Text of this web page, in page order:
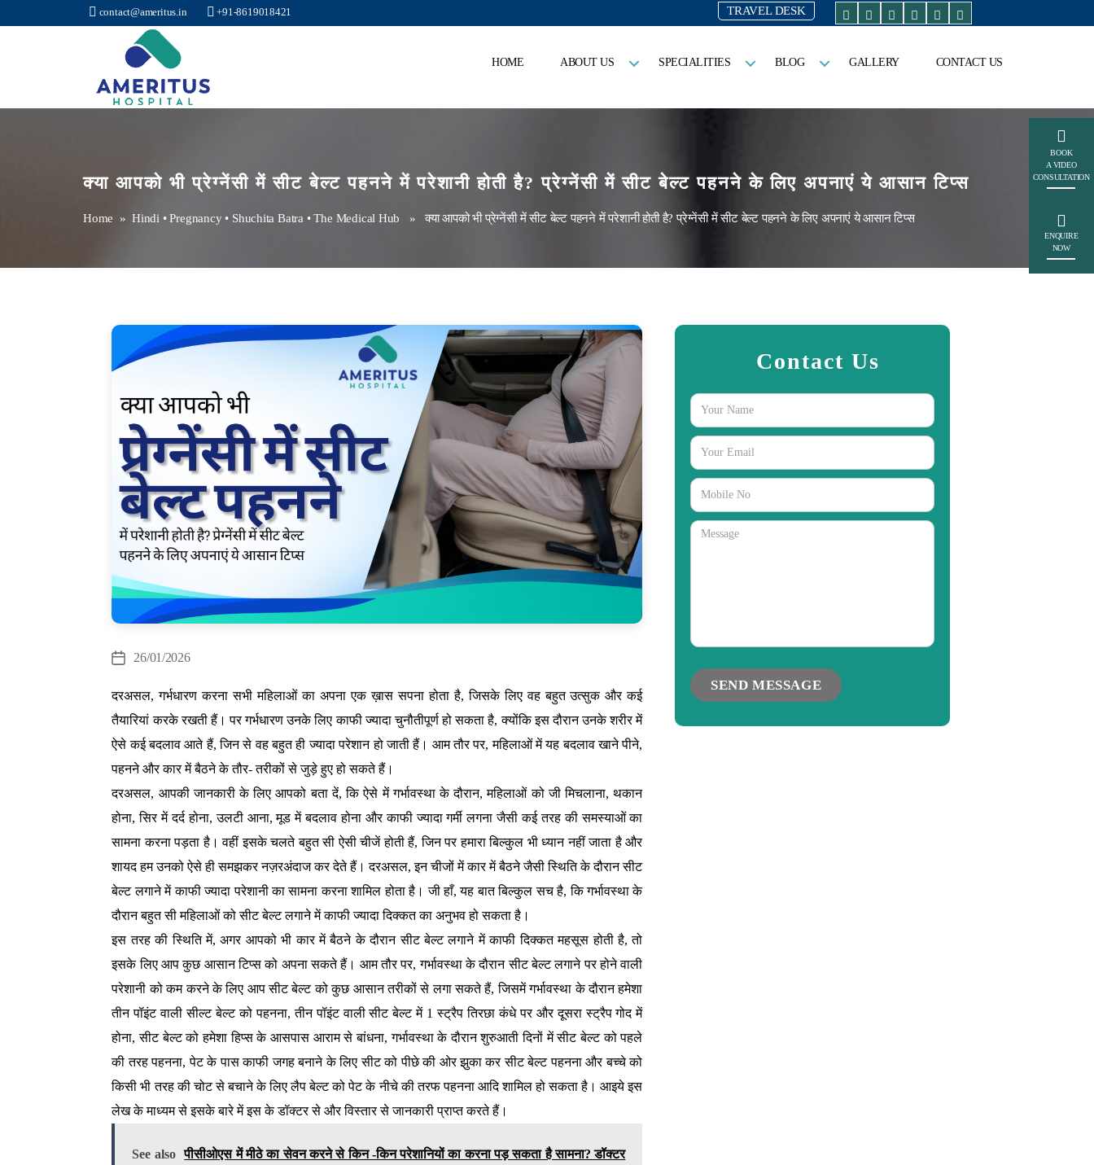
contact@ameritus.in +91-8619018421 TRAVEL DESK
HOME ABOUT US SPECIALITIES BLOG GALLERY CONTACT US
क्या आपको भी प्रेग्नेंसी में सीट बेल्ट पहनने में परेशानी होती है? प्रेग्नेंसी में सीट बेल्ट पहनने के लिए अपनाएं ये आसान टिप्स
Home »Hindi •Pregnancy• Shuchita Batra •The Medical Hub » क्या आपको भी प्रेग्नेंसी में सीट बेल्ट पहनने में परेशानी होती है? प्रेग्नेंसी में सीट बेल्ट पहनने के लिए अपनाएं ये आसान टिप्स
Post26/01/2026
दरअसल, गर्भधारण करना सभी महिलाओं का अपना एक ख़ास सपना होता है, जिसके लिए वह बहुत उत्सुक और कई
तैयारियां करके रखती हैं। पर गर्भधारण उनके लिए काफी ज्यादा चुनौतीपूर्ण हो सकता है, क्योंकि इस दौरान उनके शरीर में
ऐसे कई बदलाव आते हैं, जिन से वह बहुत ही ज्यादा परेशान हो जाती हैं। आम तौर पर, महिलाओं में यह बदलाव खाने पीने,
पहनने और कार में बैठने के तौर- तरीकों से जुड़े हुए हो सकते हैं।
दरअसल, आपकी जानकारी के लिए आपको बता दें, कि ऐसे में गर्भावस्था के दौरान, महिलाओं को जी मिचलाना, थकान
होना, सिर में दर्द होना, उलटी आना, मूड में बदलाव होना और काफी ज्यादा गर्मी लगना जैसी कई तरह की समस्याओं का
सामना करना पड़ता है। वहीं इसके चलते बहुत सी ऐसी चीजें होती हैं, जिन पर हमारा बिल्कुल भी ध्यान नहीं जाता है और
शायद हम उनको ऐसे ही समझकर नज़रअंदाज कर देते हैं। दरअसल, इन चीजों में कार में बैठने जैसी स्थिति के दौरान सीट
बेल्ट लगाने में काफी ज्यादा परेशानी का सामना करना शामिल होता है। जी हाँ, यह बात बिल्कुल सच है, कि गर्भावस्था के
दौरान बहुत सी महिलाओं को सीट बेल्ट लगाने में काफी ज्यादा दिक्कत का अनुभव हो सकता है।
इस तरह की स्थिति में, अगर आपको भी कार में बैठने के दौरान सीट बेल्ट लगाने में काफी दिक्कत महसूस होती है, तो
इसके लिए आप कुछ आसान टिप्स को अपना सकते हैं। आम तौर पर, गर्भावस्था के दौरान सीट बेल्ट लगाने पर होने वाली
परेशानी को कम करने के लिए आप सीट बेल्ट को कुछ आसान तरीकों से लगा सकते हैं, जिसमें गर्भावस्था के दौरान हमेशा
तीन पॉइंट वाली सील्ट बेल्ट को पहनना, तीन पॉइंट वाली सीट बेल्ट में 1 स्ट्रैप तिरछा कंधे पर और दूसरा स्ट्रैप गोद में
होना, सीट बेल्ट को हमेशा हिप्स के आसपास आराम से बांधना, गर्भावस्था के दौरान शुरुआती दिनों में सीट बेल्ट को पहले
की तरह पहनना, पेट के पास काफी जगह बनाने के लिए सीट को पीछे की ओर झुका कर सीट बेल्ट पहनना और बच्चे को
किसी भी तरह की चोट से बचाने के लिए लैप बेल्ट को पेट के नीचे की तरफ पहनना आदि शामिल हो सकता है। आइये इस
लेख के माध्यम से इसके बारे में इस के डॉक्टर से और विस्तार से जानकारी प्राप्त करते हैं।
See also
पीसीओएस में मीठे का सेवन करने से किन -किन परेशानियों का करना पड़ सकता है सामना? डॉक्टर
Contact Us
BOOK
A VIDEO
CONSULTATION
ENQUIRE
NOW